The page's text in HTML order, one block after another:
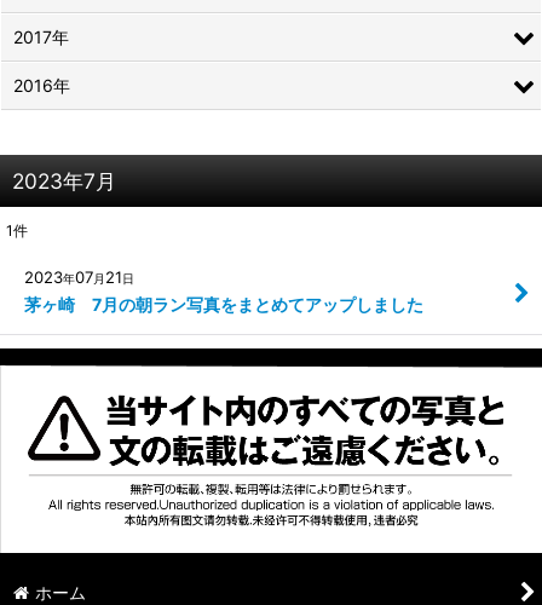
2023年7月
1件
2023年07月 21日
茅ヶ崎 7月の朝ラン写真をまとめてアップしました
2017年
2016年
ホーム